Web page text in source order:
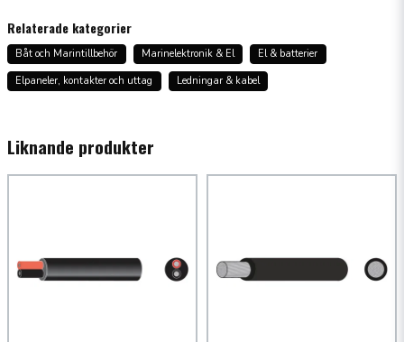
Liknande produkter
Fråga oss något om denna produkten...
email
Ja, ni får publicera min fråga
Relaterade kategorier
Båt och Marintillbehör Marinelektronik & El
El & batterier
Elpaneler, kontakter och uttag
Ledningar & kabel